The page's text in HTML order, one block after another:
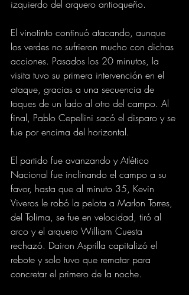
izquierdo del arquero antioqueño.
El vinotinto continuó atacando, aunque
los verdes no sufrieron mucho con dichas
acciones. Pasados los 20 minutos, la
visita tuvo su primera intervención en el
ataque, gracias a una secuencia de
toques de un lado al otro del campo. Al
final, Pablo Cepellini sacó el disparo y se
fue por encima del horizontal.
El partido fue avanzando y Atlético
Nacional fue inclinando el campo a su
favor, hasta que al minuto 35, Kevin
Viveros le robó la pelota a Marlon Torres,
del Tolima, se fue en velocidad, tiró al
arco y el arquero William Cuesta
rechazó. Dairon Asprilla capitalizó el
rebote y solo tuvo que rematar para
concretar el primero de la noche.